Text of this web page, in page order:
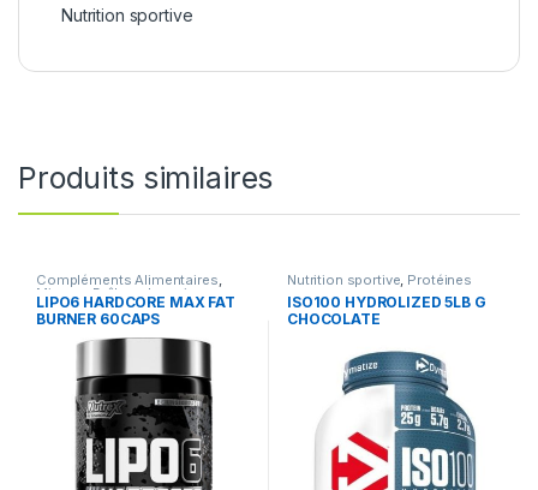
Nutrition sportive
Produits similaires
Compléments Alimentaires,
Minceur Brûleur de graisse,
Minceur Brûleur de graisse,
Nutrition sportive
LIPO6 HARDCORE MAX FAT
BURNER 60CAPS
Nutrition sportive, Protéines
ISO100 HYDROLIZED 5LB G
CHOCOLATE